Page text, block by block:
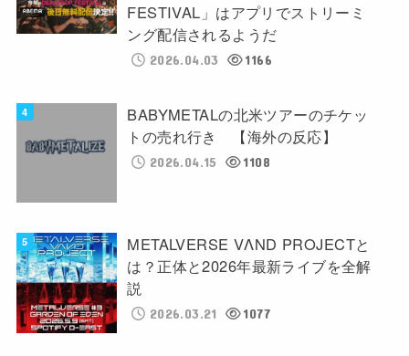
FESTIVAL」はアプリでストリーミ
ング配信されるようだ
2026.04.03 1166
BABYMETALの北米ツアーのチケッ
トの売れ行き 【海外の反応】
2026.04.15 1108
METALVERSE VΛND PROJECTと
は？正体と2026年最新ライブを全解
説
2026.03.21 1077